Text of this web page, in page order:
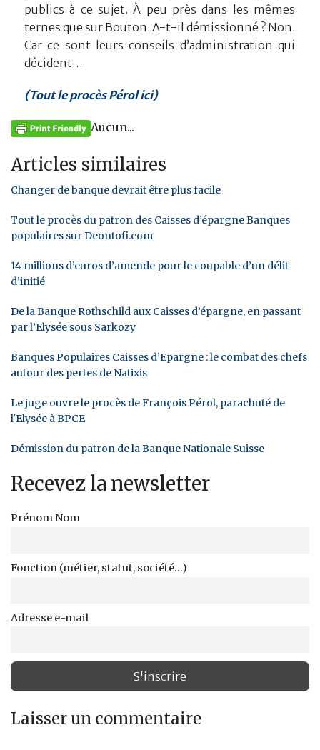
publics à ce sujet. À peu près dans les mêmes
ternes que sur Bouton. A-t-il démissionné ? Non.
Car ce sont leurs conseils d’administration qui
décident…
(Tout le procès Pérol ici)
Aucun...
Articles similaires
Changer de banque devrait être plus facile
Tout le procès du patron des Caisses d’épargne Banques
populaires sur Deontofi.com
14 millions d’euros d’amende pour le coupable d’un délit
d’initié
De la Banque Rothschild aux Caisses d’épargne, en passant
par l’Elysée sous Sarkozy
Banques Populaires Caisses d’Epargne : le combat des chefs
autour des pertes de Natixis
Le juge ouvre le procès de François Pérol, parachuté de
l'Elysée à BPCE
Démission du patron de la Banque Nationale Suisse
Recevez la newsletter
Prénom Nom
Fonction (métier, statut, société...)
Adresse e-mail
Laisser un commentaire